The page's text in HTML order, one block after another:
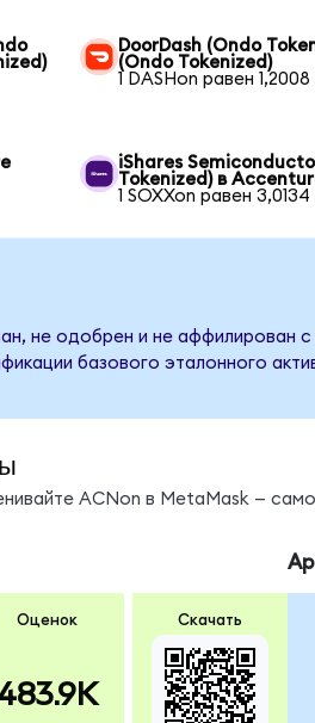
DoorDash (Ondo
(Ondo Tokenized)
1 DASHon равен
iShares
Tokenized) в
1 SOXXon равен
не одобрен и не аффилирован
базового эталонного
ACNon в MetaMask —
Оценок Скачать